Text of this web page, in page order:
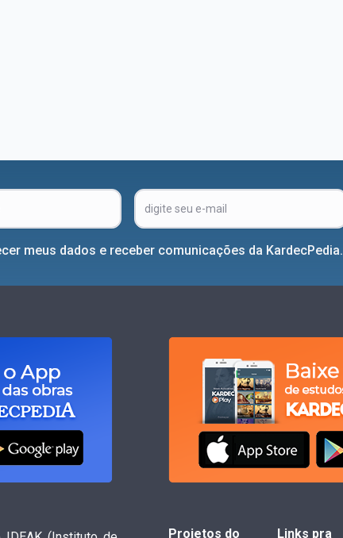
meus dados e receber comunicações da KardecPedia.
Projetos do Links pra